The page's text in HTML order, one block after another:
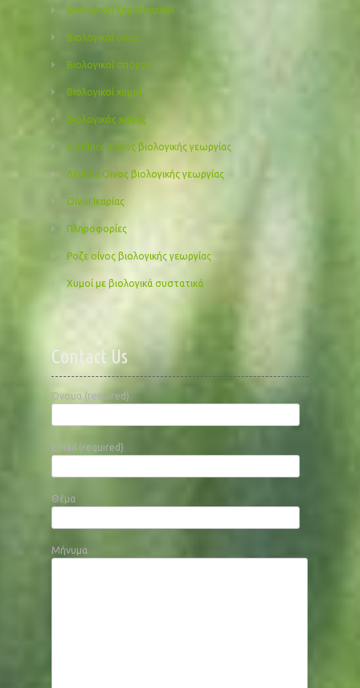
Βιολογικοί ξηροί καρποί
Βιολογικοί οίνοι
Βιολογικοί σπόροι
Βιολογικοί χυμοί
Βιολογικός καφές
Ερυθρός Οίνος βιολογικής γεωργίας
Λευκός Οίνος βιολογικής γεωργίας
Οίνοι Ικαρίας
Πληροφορίες
Ροζε οίνος βιολογικής γεωργίας
Χυμοί με βιολογικά συστατικά
Contact Us
Όνομα (required)
Email (required)
Θέμα
Μήνυμα